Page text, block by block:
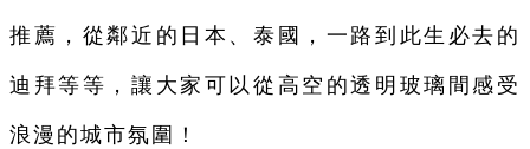
推薦，從鄰近的日本、泰國，一路到此生必去的
迪拜等等，讓大家可以從高空的透明玻璃間感受
浪漫的城市氛圍！